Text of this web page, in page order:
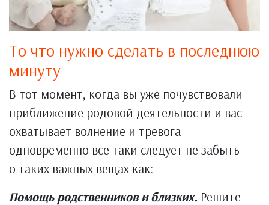
То что нужно сделать в последнюю
минуту
В тот момент, когда вы уже почувствовали
приближение родовой деятельности и вас
охватывает волнение и тревога
одновременно все таки следует не забыть
о таких важных вещах как:
Помощь родственников и близких. Решите